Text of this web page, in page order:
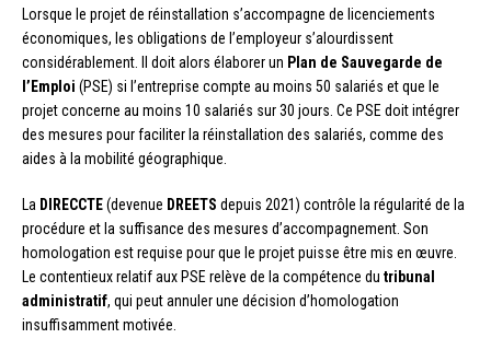
Lorsque le projet de réinstallation s’accompagne de licenciements
économiques, les obligations de l’employeur s’alourdissent
considérablement. Il doit alors élaborer un Plan de Sauvegarde de
l’Emploi (PSE) si l’entreprise compte au moins 50 salariés et que le
projet concerne au moins 10 salariés sur 30 jours. Ce PSE doit intégrer
des mesures pour faciliter la réinstallation des salariés, comme des
aides à la mobilité géographique.
La DIRECCTE(devenue DREETS depuis 2021) contrôle la régularité de la
procédure et la suffisance des mesures d’accompagnement. Son
homologation est requise pour que le projet puisse être mis en œuvre.
Le contentieux relatif aux PSE relève de la compétence du tribunal
administratif, qui peut annuler une décision d’homologation
insuffisamment motivée.